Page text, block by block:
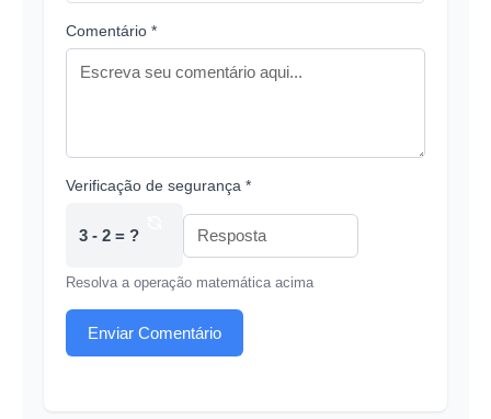
Comentário *
Verificação de segurança *
3 - 2 = ?
Resolva a operação matemática acima
Enviar Comentário